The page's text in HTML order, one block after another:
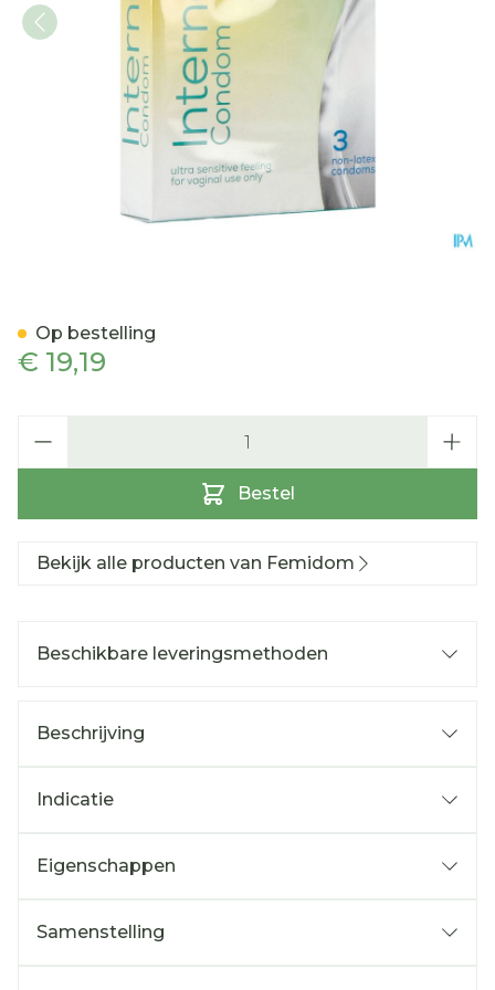
€ 19,19
Bestel
Op bestelling
Bekijk alle producten van Femidom
Beschikbare leveringsmethoden
Beschrijving
Indicatie
Eigenschappen
Samenstelling